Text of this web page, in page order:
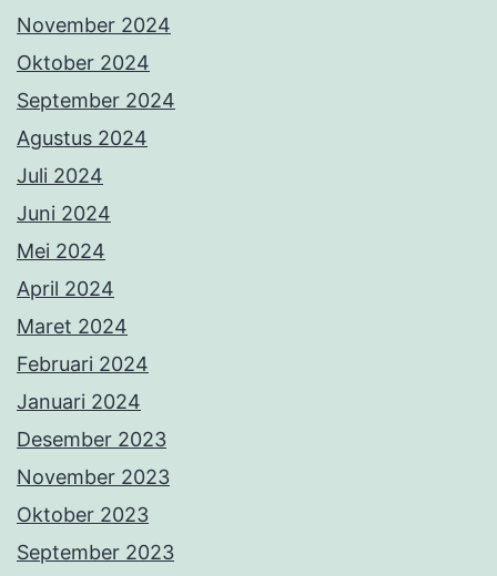
November 2024
Oktober 2024
September 2024
Agustus 2024
Juli 2024
Juni 2024
Mei 2024
April 2024
Maret 2024
Februari 2024
Januari 2024
Desember 2023
November 2023
Oktober 2023
September 2023